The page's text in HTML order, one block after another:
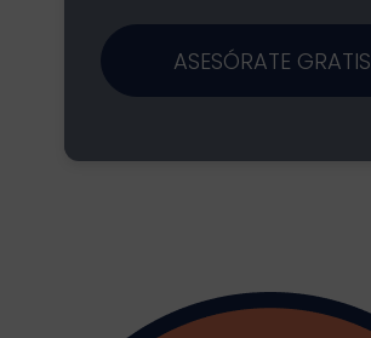
ASESÓRATE GRATIS